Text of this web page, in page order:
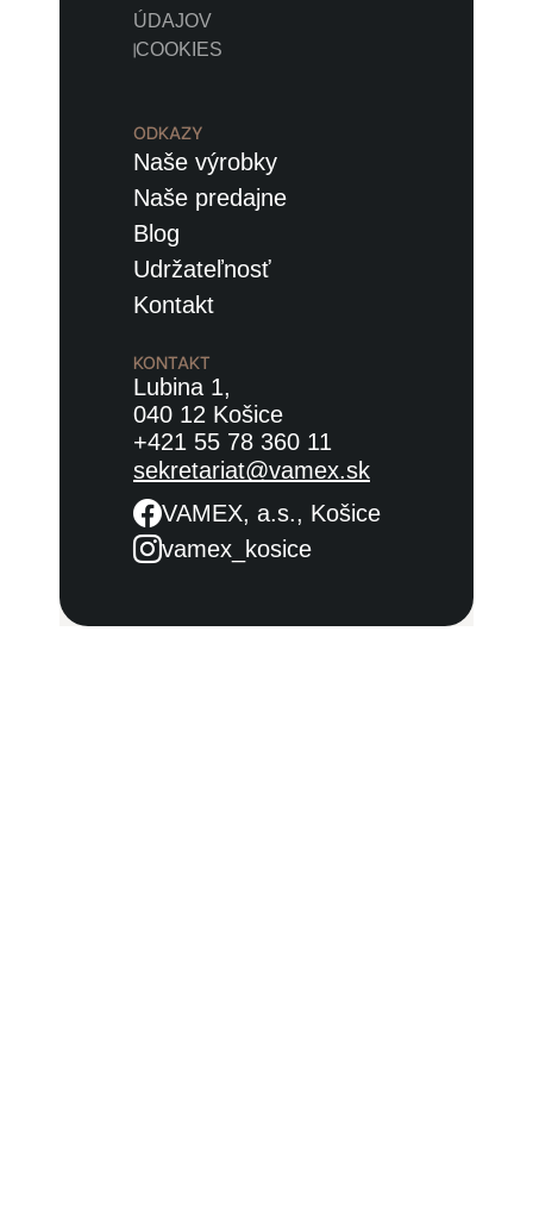
ÚDAJOV
|COOKIES
ODKAZY
Naše výrobky
Naše predajne
Blog
Udržateľnosť
Kontakt
KONTAKT
Lubina 1,
040 12 Košice
+421 55 78 360 11
sekretariat@vamex.sk
VAMEX, a.s., Košice
vamex_kosice